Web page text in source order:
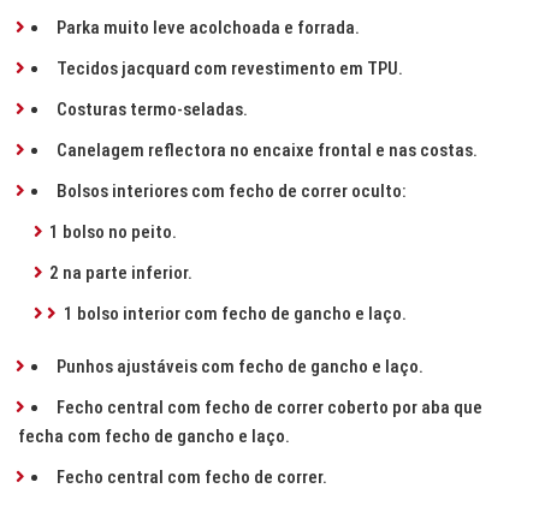
Parka muito leve acolchoada e forrada.
Tecidos jacquard com revestimento em TPU.
Costuras termo-seladas.
Canelagem reflectora no encaixe frontal e nas costas.
Bolsos interiores com fecho de correr oculto:
1 bolso no peito.
2 na parte inferior.
1 bolso interior com fecho de gancho e laço.
Punhos ajustáveis com fecho de gancho e laço.
Fecho central com fecho de correr coberto por aba que
fecha com fecho de gancho e laço.
Fecho central com fecho de correr.